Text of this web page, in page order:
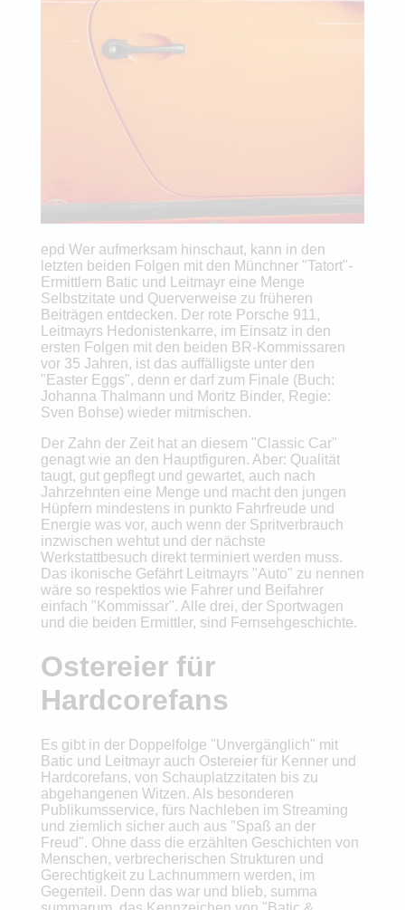
epd Wer aufmerksam hinschaut, kann in den
letzten beiden Folgen mit den Münchner "Tatort"-
Ermittlern Batic und Leitmayr eine Menge
Selbstzitate und Querverweise zu früheren
Beiträgen entdecken. Der rote Porsche 911,
Leitmayrs Hedonistenkarre, im Einsatz in den
ersten Folgen mit den beiden BR-Kommissaren
vor 35 Jahren, ist das auffälligste unter den
"Easter Eggs", denn er darf zum Finale (Buch:
Johanna Thalmann und Moritz Binder, Regie:
Sven Bohse) wieder mitmischen.
Der Zahn der Zeit hat an diesem "Classic Car"
genagt wie an den Hauptfiguren. Aber: Qualität
taugt, gut gepflegt und gewartet, auch nach
Jahrzehnten eine Menge und macht den jungen
Hüpfern mindestens in punkto Fahrfreude und
Energie was vor, auch wenn der Spritverbrauch
inzwischen wehtut und der nächste
Werkstattbesuch direkt terminiert werden muss.
Das ikonische Gefährt Leitmayrs "Auto" zu nennen
wäre so respektlos wie Fahrer und Beifahrer
einfach "Kommissar". Alle drei, der Sportwagen
und die beiden Ermittler, sind Fernsehgeschichte.
Ostereier für
Hardcorefans
Es gibt in der Doppelfolge "Unvergänglich" mit
Batic und Leitmayr auch Ostereier für Kenner und
Hardcorefans, von Schauplatzzitaten bis zu
abgehangenen Witzen. Als besonderen
Publikumsservice, fürs Nachleben im Streaming
und ziemlich sicher auch aus "Spaß an der
Freud". Ohne dass die erzählten Geschichten von
Menschen, verbrecherischen Strukturen und
Gerechtigkeit zu Lachnummern werden, im
Gegenteil. Denn das war und blieb, summa